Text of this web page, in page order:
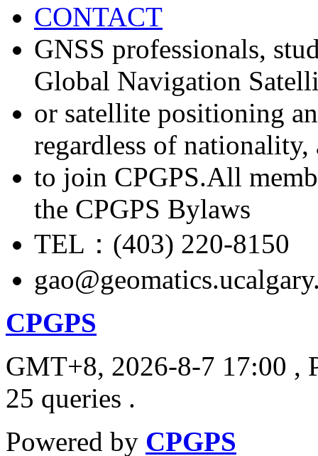
CONTACT
GNSS professionals,
Global Navigation
or satellite positioning
regardless of nationality,
to join CPGPS.All
the CPGPS Bylaws
TEL：(403) 220-8150
CPGPS
GMT+8, 2026-8-7 17:00 ,
25 queries .
Powered by CPGPS